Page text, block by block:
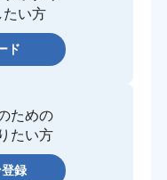
たい方
ド
ための
たい方
録